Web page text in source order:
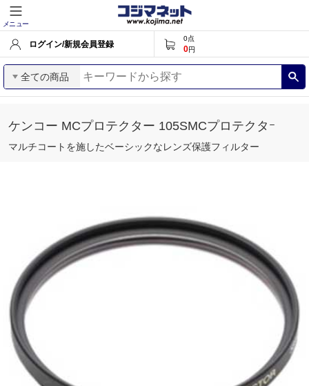
メニュー
ログイン/新規会員登録
0点
0円
全ての商品
ケンコー MCプロテクター 105SMCプロテクタｰ
マルチコートを施したベーシックなレンズ保護フィルター